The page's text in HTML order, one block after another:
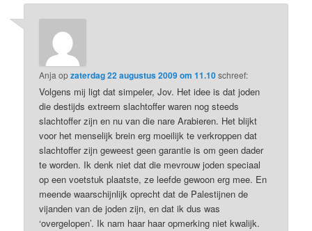
Anja opzaterdag 22 augustus 2009 om 11.10schreef:
Volgens mij ligt dat simpeler, Jov. Het idee is dat joden
die destijds extreem slachtoffer waren nog steeds
slachtoffer zijn en nu van die nare Arabieren. Het blijkt
voor het menselijk brein erg moeilijk te verkroppen dat
slachtoffer zijn geweest geen garantie is om geen dader
te worden. Ik denk niet dat die mevrouw joden speciaal
op een voetstuk plaatste, ze leefde gewoon erg mee. En
meende waarschijnlijk oprecht dat de Palestijnen de
vijanden van de joden zijn, en dat ik dus was
‘overgelopen’. Ik nam haar haar opmerking niet kwalijk.